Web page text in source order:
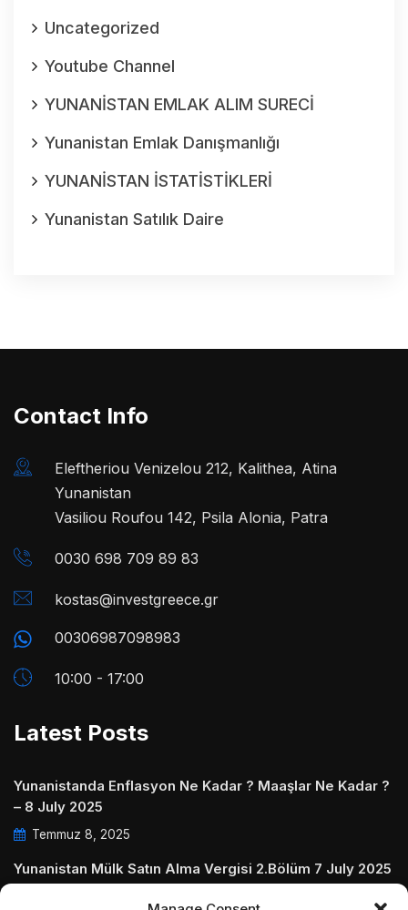
Uncategorized
Youtube Channel
YUNANİSTAN EMLAK ALIM SURECİ
Yunanistan Emlak Danışmanlığı
YUNANİSTAN İSTATİSTİKLERİ
Yunanistan Satılık Daire
Contact Info
Eleftheriou Venizelou 212, Kalithea, Atina
Yunanistan
Vasiliou Roufou 142, Psila Alonia, Patra
0030 698 709 89 83
kostas@investgreece.gr
00306987098983
10:00 - 17:00
Latest Posts
Yunanistanda Enflasyon Ne Kadar ? Maaşlar Ne Kadar ?
– 8 July 2025
Temmuz 8, 2025
Yunanistan Mülk Satın Alma Vergisi 2.Bölüm 7 July 2025